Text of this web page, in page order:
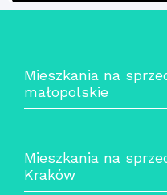
Mieszkania na
małopolskie
Mieszkania na
Kraków